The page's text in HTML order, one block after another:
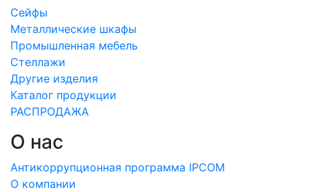
Сейфы
Металлические шкафы
Промышленная мебель
Стеллажи
Другие изделия
Каталог продукции
РАСПРОДАЖА
О нас
Антикоррупционная программа IPCOM
О компании